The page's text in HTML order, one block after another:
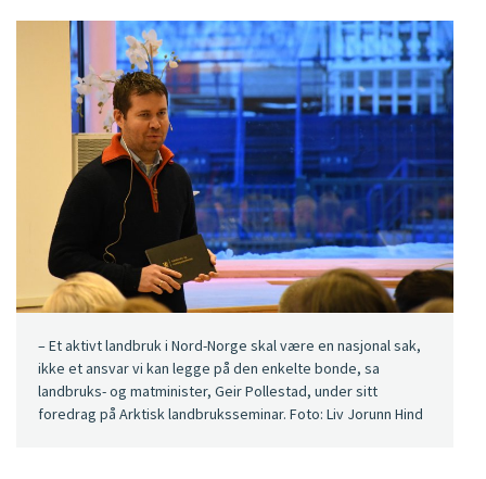
– Et aktivt landbruk i Nord-Norge skal være en nasjonal sak,
ikke et ansvar vi kan legge på den enkelte bonde, sa
landbruks- og matminister, Geir Pollestad, under sitt
foredrag på Arktisk landbruksseminar. Foto: Liv Jorunn Hind